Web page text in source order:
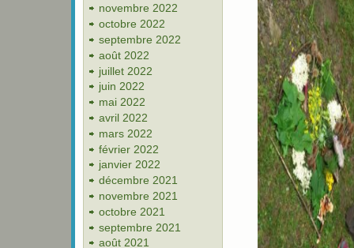
novembre 2022
octobre 2022
septembre 2022
août 2022
juillet 2022
juin 2022
mai 2022
avril 2022
mars 2022
février 2022
janvier 2022
décembre 2021
novembre 2021
octobre 2021
septembre 2021
août 2021